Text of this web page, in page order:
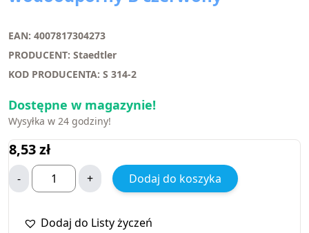
EAN: 4007817304273
PRODUCENT: Staedtler
KOD PRODUCENTA: S 314-2
Dostępne w magazynie!
Wysyłka w 24 godziny!
8,53zł
- + Dodaj do koszyka
Dodaj do Listy życzeń